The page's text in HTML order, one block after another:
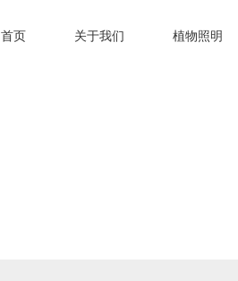
首页 关于我们 植物照明